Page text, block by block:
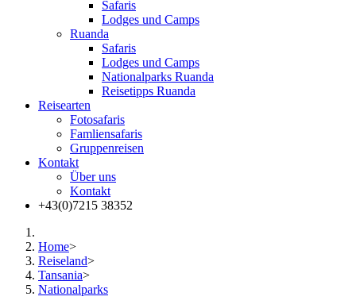
Safaris
Lodges und Camps
Ruanda
Safaris
Lodges und Camps
Nationalparks Ruanda
Reisetipps Ruanda
Reisearten
Fotosafaris
Famliensafaris
Gruppenreisen
Kontakt
Über uns
Kontakt
+43(0)7215 38352
Home>
Reiseland>
Tansania>
Nationalparks